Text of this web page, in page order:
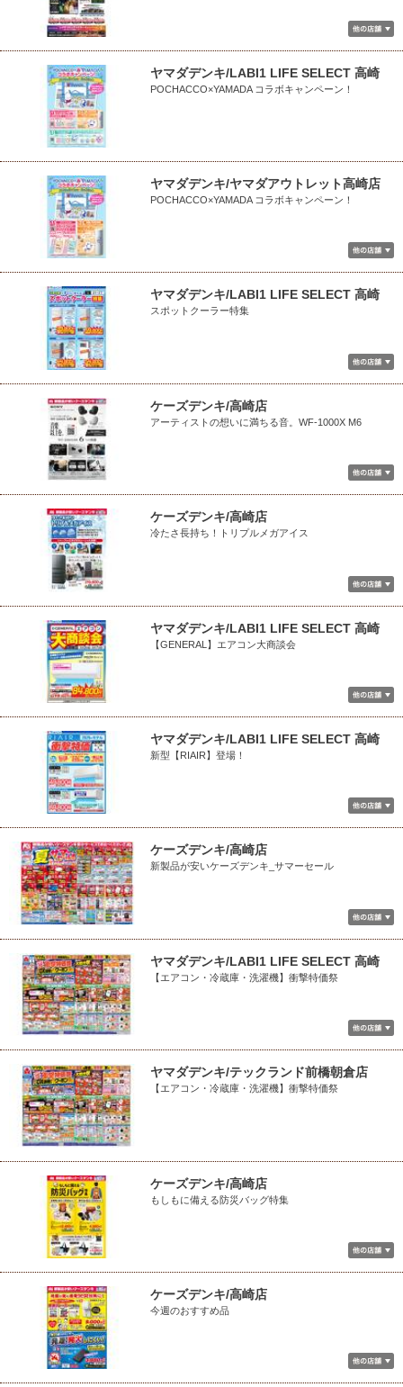
ヤマダデンキ/LABI1 LIFE SELECT 高崎
POCHACCO×YAMADA コラボキャンペーン！
ヤマダデンキ/ヤマダアウトレット高崎店
POCHACCO×YAMADA コラボキャンペーン！
ヤマダデンキ/LABI1 LIFE SELECT 高崎
スポットクーラー特集
ケーズデンキ/高崎店
アーティストの想いに満ちる音。WF-1000X M6
ケーズデンキ/高崎店
冷たさ長持ち！トリプルメガアイス
ヤマダデンキ/LABI1 LIFE SELECT 高崎
【GENERAL】エアコン大商談会
ヤマダデンキ/LABI1 LIFE SELECT 高崎
新型【RIAIR】登場！
ケーズデンキ/高崎店
新製品が安いケーズデンキ_サマーセール
ヤマダデンキ/LABI1 LIFE SELECT 高崎
【エアコン・冷蔵庫・洗濯機】衝撃特価祭
ヤマダデンキ/テックランド前橋朝倉店
【エアコン・冷蔵庫・洗濯機】衝撃特価祭
ケーズデンキ/高崎店
もしもに備える防災バッグ特集
ケーズデンキ/高崎店
今週のおすすめ品